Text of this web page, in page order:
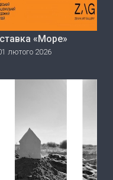
«Море»
лютого 2026